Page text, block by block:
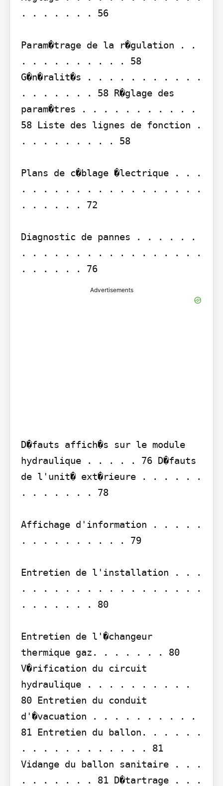
. . . . . . . 56
Param�trage de la r�gulation . .
. . . . . . . . . . 58
G�n�ralit�s . . . . . . . . . . .
. . . . . . . 58 R�glage des
param�tres . . . . . . . . . . .
58 Liste des lignes de fonction .
. . . . . . . . . 58
Plans de c�blage �lectrique . . .
. . . . . . . . . . . . . . . . .
. . . . . . 72
Diagnostic de pannes . . . . . .
. . . . . . . . . . . . . . . . .
. . . . . . 76
Advertisements
D�fauts affich�s sur le module
hydraulique . . . . . 76 D�fauts
de l'unit� ext�rieure . . . . . .
. . . . . . . 78
Affichage d'information . . . . .
. . . . . . . . . . 79
Entretien de l'installation . . .
. . . . . . . . . . . . . . . . .
. . . . . . . 80
Entretien de l'�changeur
thermique gaz. . . . . . . 80
V�rification du circuit
hydraulique . . . . . . . . . .
80 Entretien du conduit
d'�vacuation . . . . . . . . . .
81 Entretien du ballon. . . . . .
. . . . . . . . . . . . 81
Vidange du ballon sanitaire . . .
. . . . . . . 81 D�tartrage . . .